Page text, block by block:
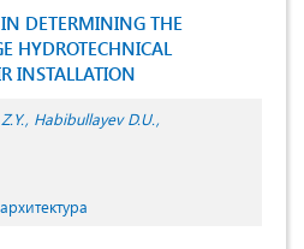
DETERMINING THE
HYDROTECHNICAL
INSTALLATION
Habibullayev D.U.